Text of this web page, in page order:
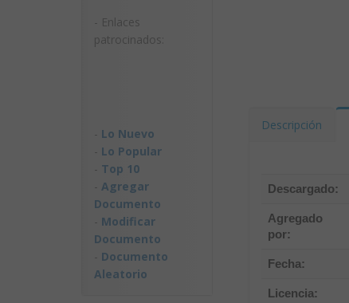
- Enlaces
patrocinados:
- Lo Nuevo
- Lo Popular
- Top 10
- Agregar
Documento
- Modificar
Documento
- Documento
Aleatorio
Descripción
Descargado:
Agregado
por:
Fecha:
Licencia: